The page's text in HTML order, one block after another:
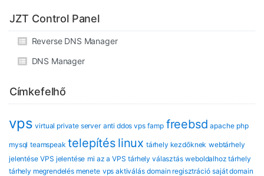
JZT Control Panel
Reverse DNS Manager
DNS Manager
Címkefelhő
vps virtual private server anti ddos vps famp freebsd apache php
mysql teamspeak telepítés linux tárhely kezdőknek webtárhely
jelentése VPS jelentése mi az a VPS tárhely választás weboldalhoz tárhely
tárhely megrendelés menete vps aktiválás domain regisztráció saját domain